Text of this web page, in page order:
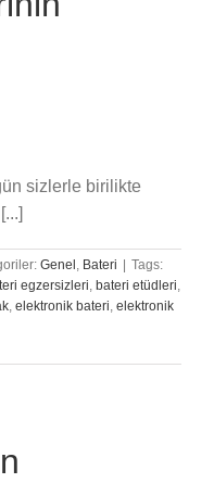
sizlerle birilikte
Genel , Bateri
Tags:
egzersizleri, bateri etüdleri,
, elektronik bateri, elektronik